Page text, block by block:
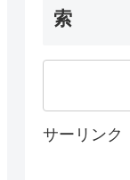
索
サーリンク